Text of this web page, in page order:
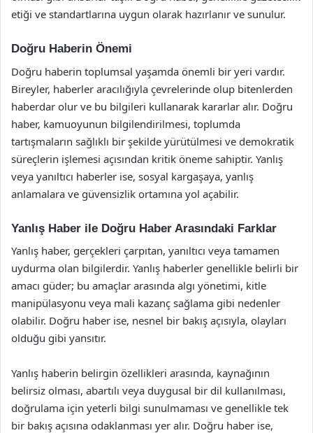
etiği ve standartlarına uygun olarak hazırlanır ve sunulur.
Doğru Haberin Önemi
Doğru haberin toplumsal yaşamda önemli bir yeri vardır.
Bireyler, haberler aracılığıyla çevrelerinde olup bitenlerden
haberdar olur ve bu bilgileri kullanarak kararlar alır. Doğru
haber, kamuoyunun bilgilendirilmesi, toplumda
tartışmaların sağlıklı bir şekilde yürütülmesi ve demokratik
süreçlerin işlemesi açısından kritik öneme sahiptir. Yanlış
veya yanıltıcı haberler ise, sosyal kargaşaya, yanlış
anlamalara ve güvensizlik ortamına yol açabilir.
Yanlış Haber ile Doğru Haber Arasındaki Farklar
Yanlış haber, gerçekleri çarpıtan, yanıltıcı veya tamamen
uydurma olan bilgilerdir. Yanlış haberler genellikle belirli bir
amacı güder; bu amaçlar arasında algı yönetimi, kitle
manipülasyonu veya mali kazanç sağlama gibi nedenler
olabilir. Doğru haber ise, nesnel bir bakış açısıyla, olayları
olduğu gibi yansıtır.
Yanlış haberin belirgin özellikleri arasında, kaynağının
belirsiz olması, abartılı veya duygusal bir dil kullanılması,
doğrulama için yeterli bilgi sunulmaması ve genellikle tek
bir bakış açısına odaklanması yer alır. Doğru haber ise,